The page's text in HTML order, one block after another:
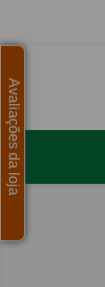
Avaliações da loja